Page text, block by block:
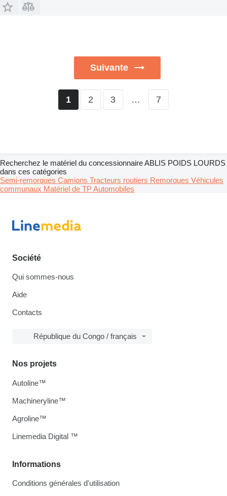
Suivante
1 2 3 … 7
Recherchez le matériel du concessionnaire ABLIS POIDS LOURDS
dans ces catégories
Semi-remorques Camions Tracteurs routiers Remorques Véhicules
communaux Matériel de TPAutomobiles
Société
Qui sommes-nous
Aide
Contacts
République du Congo / français
Informations
Conditions générales d'utilisation
Nos projets
Autoline™
Machineryline™
Agroline™
Linemedia Digital ™